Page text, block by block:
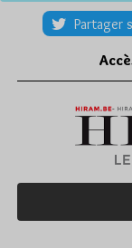
Partager